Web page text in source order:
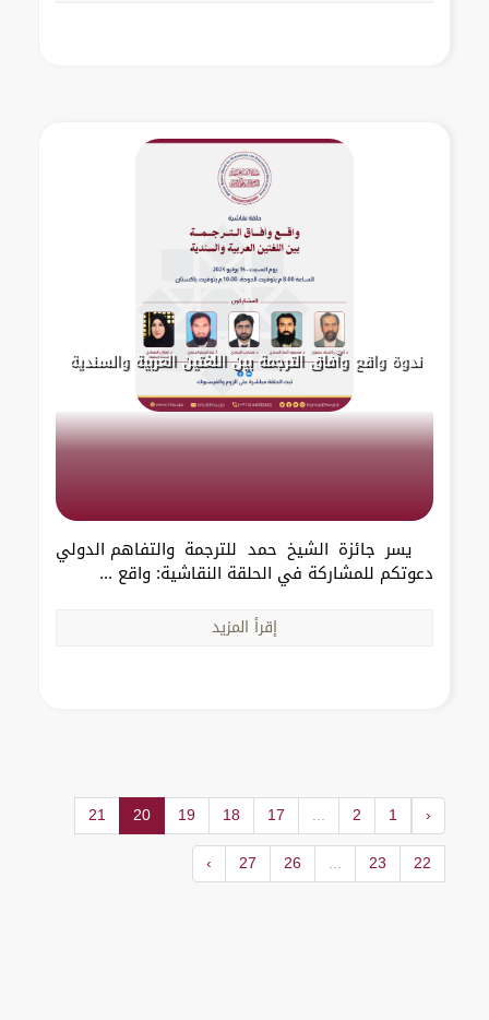
ندوة واقع وآفاق الترجمة بين اللغتين العربية والسندية
يسر جائزة الشيخ حمد للترجمة والتفاهم الدولي
دعوتكم للمشاركة في الحلقة النقاشية: واقع ...
إقرأ المزيد
‹
1
2
...
17
18
19
20
21
22
23
...
26
27
›